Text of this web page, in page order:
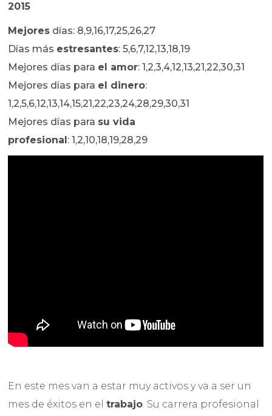
2015
Mejores días: 8,9,16,17,25,26,27
Días más estresantes: 5,6,7,12,13,18,19
Mejores días para el amor: 1,2,3,4,12,13,21,22,30,31
Mejores días para el dinero:
1,2,5,6,12,13,14,15,21,22,23,24,28,29,30,31
Mejores días para su vida
profesional : 1,2,10,18,19,28,29
En este mes van a estar muy activos y va a ser un
mes de éxitos en eltrabajo. Su carrera profesional